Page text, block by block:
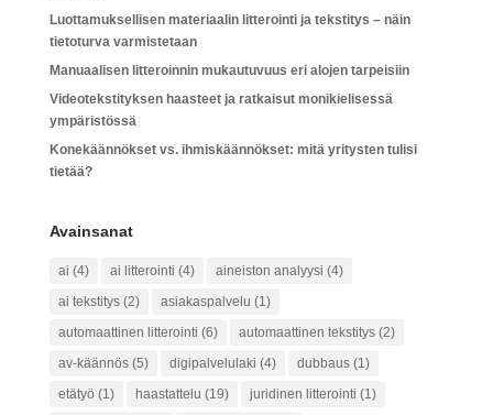
Luottamuksellisen materiaalin litterointi ja tekstitys – näin
tietoturva varmistetaan
Manuaalisen litteroinnin mukautuvuus eri alojen tarpeisiin
Videotekstityksen haasteet ja ratkaisut monikielisessä
ympäristössä
Konekäännökset vs. ihmiskäännökset: mitä yritysten tulisi
tietää?
Avainsanat
ai (4) ai litterointi (4) aineiston analyysi (4)
ai tekstitys(2) asiakaspalvelu (1)
automaattinen litterointi (6) automaattinen tekstitys(2)
av-käännös(5) digipalvelulaki (4) dubbaus(1)
etätyö (1) haastattelu (19) juridinen litterointi (1)